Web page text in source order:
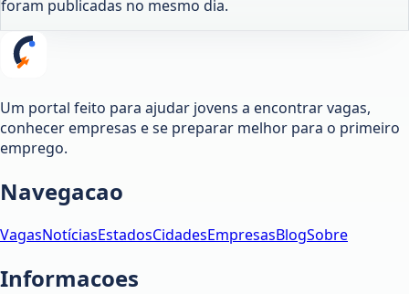
foram publicadas no mesmo dia.
Um portal feito para ajudar jovens a encontrar vagas,
conhecer empresas e se preparar melhor para o primeiro
emprego.
Navegacao
VagasNotíciasEstadosCidadesEmpresasBlogSobre
Informacoes